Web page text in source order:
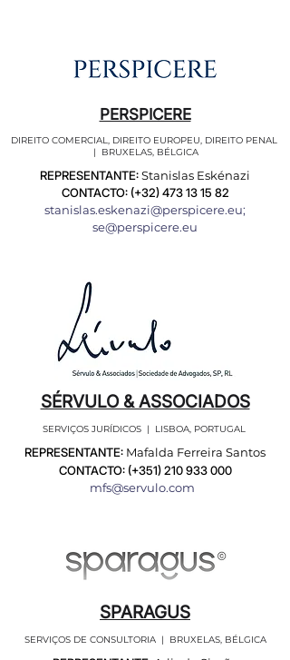
PERSPICERE
DIREITO COMERCIAL, DIREITO EUROPEU, DIREITO PENAL
| BRUXELAS, BÉLGICA
REPRESENTANTE:Stanislas Eskénazi
CONTACTO: (+32)473 13 15 82
stanislas.eskenazi@perspicere.eu;
se@perspicere.eu
SÉRVULO & ASSOCIADOS
SERVIÇOS JURÍDICOS | LISBOA, PORTUGAL
REPRESENTANTE: Mafalda Ferreira Santos
CONTACTO: (+351)210 933 000
mfs@servulo.com
SPARAGUS
SERVIÇOS DE CONSULTORIA | BRUXELAS, BÉLGICA